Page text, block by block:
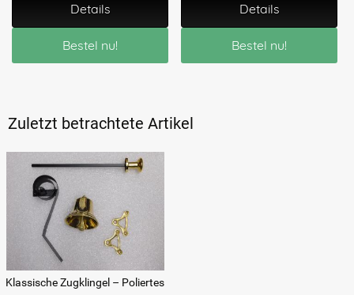
Details
Bestel nu!
Details
Bestel nu!
Zuletzt betrachtete Artikel
Klassische Zugklingel – Poliertes